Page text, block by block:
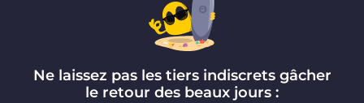
Ne laissez pas les tiers indiscrets gâcher
le retour des beaux jours :